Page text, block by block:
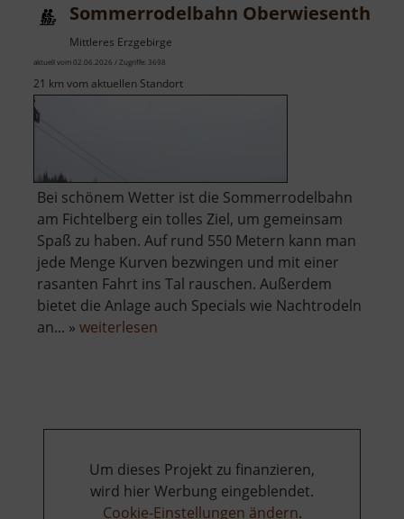
Sommerrodelbahn Oberwiesenthal
Mittleres Erzgebirge
aktuell vom 02.06.2026 / Zugriffe: 3698
21 km vom aktuellen Standort
Bei schönem Wetter ist die Sommerrodelbahn
am Fichtelberg ein tolles Ziel, um gemeinsam
Spaß zu haben. Auf rund 550 Metern kann man
jede Menge Kurven bezwingen und mit einer
rasanten Fahrt ins Tal rauschen. Außerdem
bietet die Anlage auch Specials wie Nachtrodeln
an... » weiterlesen
Um dieses Projekt zu finanzieren,
wird hier Werbung eingeblendet.
Cookie-Einstellungen ändern.